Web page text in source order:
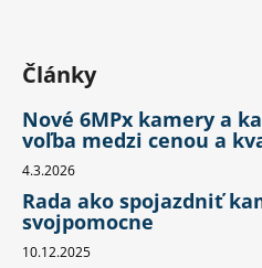
Články
Nové 6MPx kamery a
voľba medzi cenou a
4.3.2026
Rada ako spojazdniť
svojpomocne
10.12.2025